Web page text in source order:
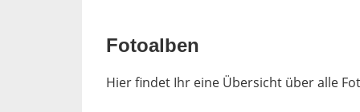
Fotoalben
Hier findet Ihr eine Übersicht über alle